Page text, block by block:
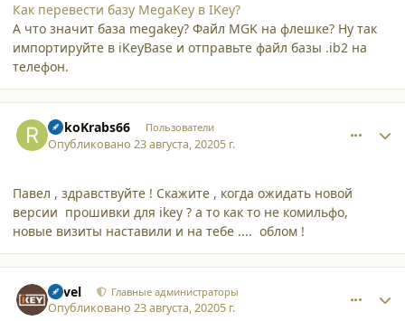
Как перевести базу MegaKey в IKey?
А что значит база megakey? Файл MGK на флешке? Ну так
импортируйте в iKeyBase и отправьте файл базы .ib2 на
телефон.
RukoKrabs66 Пользователи
Опубликовано23 августа, 20205 г.
Павел , здравствуйте ! Скажите , когда ожидать новой
версии прошивки для ikey ? а то как то не комильфо,
новые визиты наставили и на тебе .... облом !
Pavel Главные администраторы
Опубликовано23 августа, 20205 г.